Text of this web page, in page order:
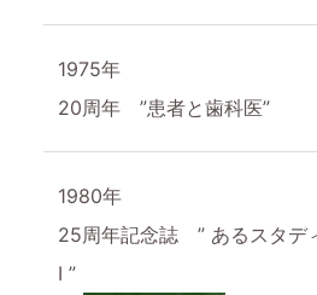
1975年
20周年 ”患者と歯科医”
1980年
25周年記念誌 ” あるスタデ
Ⅰ ”